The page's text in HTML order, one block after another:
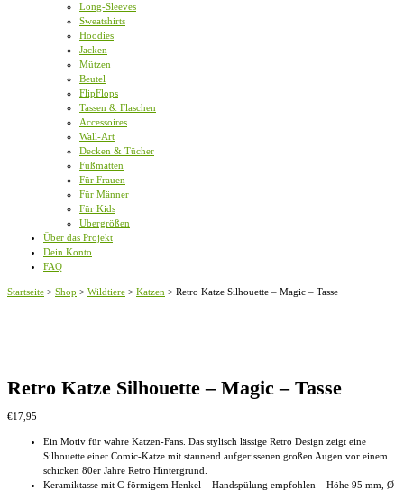
Long-Sleeves
Sweatshirts
Hoodies
Jacken
Mützen
Beutel
FlipFlops
Tassen & Flaschen
Accessoires
Wall-Art
Decken & Tücher
Fußmatten
Für Frauen
Für Männer
Für Kids
Übergrößen
Über das Projekt
Dein Konto
FAQ
Startseite > Shop > Wildtiere > Katzen > Retro Katze Silhouette – Magic – Tasse
Retro Katze Silhouette – Magic – Tasse
€17,95
Ein Motiv für wahre Katzen-Fans. Das stylisch lässige Retro Design zeigt eine
Silhouette einer Comic-Katze mit staunend aufgerissenen großen Augen vor einem
schicken 80er Jahre Retro Hintergrund.
Keramiktasse mit C-förmigem Henkel – Handspülung empfohlen – Höhe 95 mm, Ø